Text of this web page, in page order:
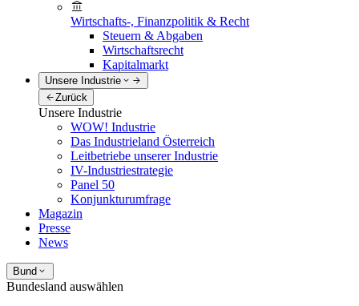
Wirtschafts-, Finanzpolitik & Recht
Steuern & Abgaben
Wirtschaftsrecht
Kapitalmarkt
Unsere Industrie
Zurück
Unsere Industrie
WOW! Industrie
Das Industrieland Österreich
Leitbetriebe unserer Industrie
IV-Industriestrategie
Panel 50
Konjunkturumfrage
Magazin
Presse
News
Bund
Bundesland auswählen